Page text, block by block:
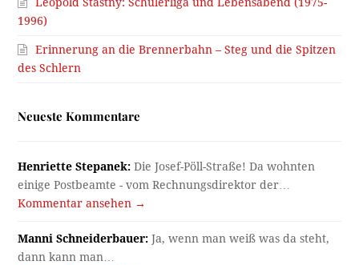
Leopold Stastny: Schülerliga und Lebensabend (1975-
1996)
Erinnerung an die Brennerbahn – Steg und die Spitzen
des Schlern
Neueste Kommentare
Henriette Stepanek: Die Josef-Pöll-Straße! Da wohnten
einige Postbeamte - vom Rechnungsdirektor der…
Kommentar ansehen →
Manni Schneiderbauer: Ja, wenn man weiß was da steht,
dann kann man…